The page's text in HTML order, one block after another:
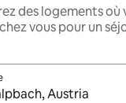
des logements où
vous pour un
les résultats